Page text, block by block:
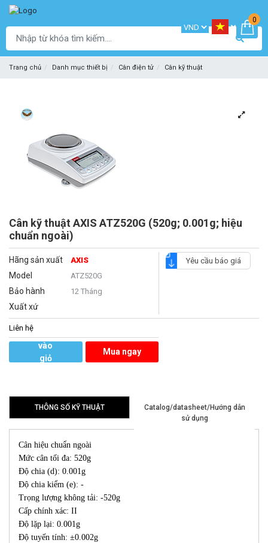
0
Trang chủ Danh mục thiết bị Cân điện tử Cân kỹ thuật
Cân kỹ thuật AXIS ATZ520G (520g; 0.001g; hiệu
chuẩn ngoài)
Hãng sản xuất AXIS
Model ATZ520G
Bảo hành 12 Tháng
Xuất xứ
Yêu cầu báo giá
Liên hệ
vào
giỏ
Mua ngay
THÔNG SỐ KỸ THUẬT
Catalog/datasheet/Hướng dẫn
sử dụng
Cân hiệu chuẩn ngoài
Mức cân tối đa: 520g
Độ chia (d): 0.001g
Độ chia kiểm (e): -
Trọng lượng không tải: -520g
Cấp chính xác: II
Độ lặp lại: 0.001g
Độ tuyến tính: ±0.002g